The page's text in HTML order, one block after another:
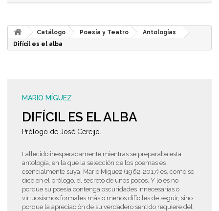
Catálogo Poesía y Teatro
Antologías
Difícil es el alba
MARIO MÍGUEZ
DIFÍCIL ES EL ALBA
Prólogo de José Cereijo.
Fallecido inesperadamente mientras se preparaba esta
antología, en la que la selección de los poemas es
esencialmente suya, Mario Míguez (1962-2017) es, como se
dice en el prólogo, el secreto de unos pocos. Y lo es no
porque su poesía contenga oscuridades innecesarias o
virtuosismos formales más o menos difíciles de seguir, sino
porque la apreciación de su verdadero sentido requiere del